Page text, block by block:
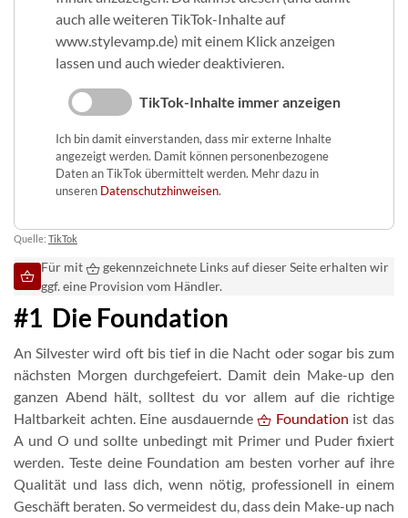
auch alle weiteren TikTok-Inhalte auf
www.stylevamp.de) mit einem Klick anzeigen
lassen und auch wieder deaktivieren.
TikTok-Inhalte immer anzeigen
Ich bin damit einverstanden, dass mir externe Inhalte
angezeigt werden. Damit können personenbezogene
Daten an TikTok übermittelt werden. Mehr dazu in
unseren Datenschutzhinweisen.
Quelle: TikTok
Für mit
gekennzeichnete Links auf dieser Seite erhalten wir
ggf. eine Provision vom Händler.
#1 Die Foundation
An Silvester wird oft bis tief in die Nacht oder sogar bis zum
nächsten Morgen durchgefeiert. Damit dein Make-up den
ganzen Abend hält, solltest du vor allem auf die richtige
Haltbarkeit achten. Eine ausdauernde
Foundation ist das
A und O und sollte unbedingt mit Primer und Puder fixiert
werden. Teste deine Foundation am besten vorher auf ihre
Qualität und lass dich, wenn nötig, professionell in einem
Geschäft beraten. So vermeidest du, dass dein Make-up nach